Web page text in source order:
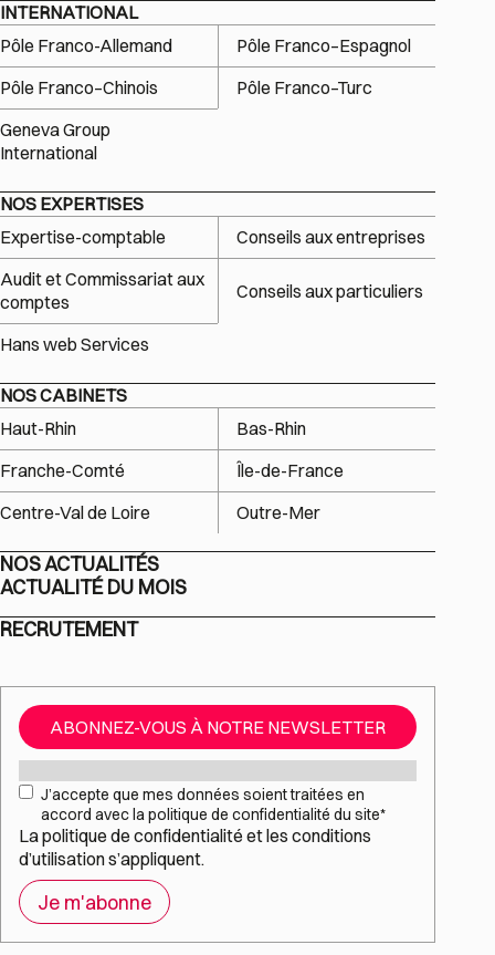
INTERNATIONAL
Pôle Franco-Allemand
Pôle Franco–Espagnol
Pôle Franco–Chinois
Pôle Franco–Turc
Geneva Group
International
NOS EXPERTISES
Expertise-comptable
Conseils aux entreprises
Audit et Commissariat aux
comptes
Conseils aux particuliers
Hans web Services
NOS CABINETS
Haut-Rhin
Bas-Rhin
Franche-Comté
Île-de-France
Centre-Val de Loire
Outre-Mer
NOS ACTUALITÉS
ACTUALITÉ DU MOIS
RECRUTEMENT
ABONNEZ-VOUS À NOTRE NEWSLETTER
RGPD*
J’accepte que mes données soient traitées en
accord avec la politique de confidentialité du site*
Lapolitique de confidentialité et les conditions
d’utilisations’appliquent.